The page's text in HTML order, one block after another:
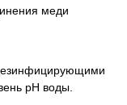
меди
рН воды.